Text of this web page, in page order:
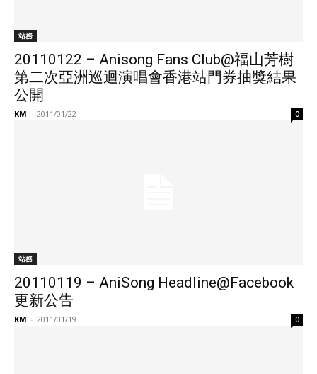
站務
20110122 – Anisong Fans Club@福山芳樹
第二次亞洲巡迴演唱會香港站門券抽獎結果
公開
KM - 2011/01/22 0
站務
20110119 – AniSong Headline@Facebook
更新公告
KM - 2011/01/19 0